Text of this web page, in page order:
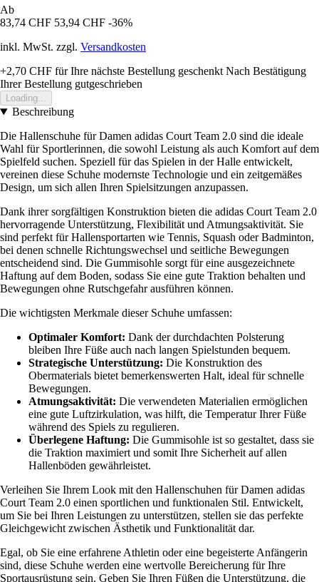
Ab
83,74 CHF 53,94 CHF -36%
inkl. MwSt. zzgl. Versandkosten
+2,70 CHF für Ihre nächste Bestellung geschenkt Nach Bestätigung
Ihrer Bestellung gutgeschrieben
Loading...
Beschreibung
Die Hallenschuhe für Damen adidas Court Team 2.0 sind die ideale
Wahl für Sportlerinnen, die sowohl Leistung als auch Komfort auf dem
Spielfeld suchen. Speziell für das Spielen in der Halle entwickelt,
vereinen diese Schuhe modernste Technologie und ein zeitgemäßes
Design, um sich allen Ihren Spielsitzungen anzupassen.
Dank ihrer sorgfältigen Konstruktion bieten die adidas Court Team 2.0
hervorragende Unterstützung, Flexibilität und Atmungsaktivität. Sie
sind perfekt für Hallensportarten wie Tennis, Squash oder Badminton,
bei denen schnelle Richtungswechsel und seitliche Bewegungen
entscheidend sind. Die Gummisohle sorgt für eine ausgezeichnete
Haftung auf dem Boden, sodass Sie eine gute Traktion behalten und
Bewegungen ohne Rutschgefahr ausführen können.
Die wichtigsten Merkmale dieser Schuhe umfassen:
Optimaler Komfort: Dank der durchdachten Polsterung
bleiben Ihre Füße auch nach langen Spielstunden bequem.
Strategische Unterstützung: Die Konstruktion des
Obermaterials bietet bemerkenswerten Halt, ideal für schnelle
Bewegungen.
Atmungsaktivität: Die verwendeten Materialien ermöglichen
eine gute Luftzirkulation, was hilft, die Temperatur Ihrer Füße
während des Spiels zu regulieren.
Überlegene Haftung: Die Gummisohle ist so gestaltet, dass sie
die Traktion maximiert und somit Ihre Sicherheit auf allen
Hallenböden gewährleistet.
Verleihen Sie Ihrem Look mit den Hallenschuhen für Damen adidas
Court Team 2.0 einen sportlichen und funktionalen Stil. Entwickelt,
um Sie bei Ihren Leistungen zu unterstützen, stellen sie das perfekte
Gleichgewicht zwischen Ästhetik und Funktionalität dar.
Egal, ob Sie eine erfahrene Athletin oder eine begeisterte Anfängerin
sind, diese Schuhe werden eine wertvolle Bereicherung für Ihre
Sportausrüstung sein. Geben Sie Ihren Füßen die Unterstützung, die